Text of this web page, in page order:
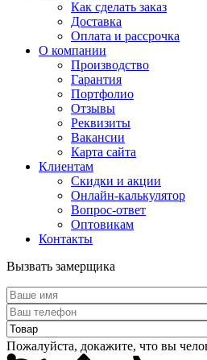
Как сделать заказ
Доставка
Оплата и рассрочка
О компании
Производство
Гарантия
Портфолио
Отзывы
Реквизиты
Вакансии
Карта сайта
Клиентам
Скидки и акции
Онлайн-калькулятор
Вопрос-ответ
Оптовикам
Контакты
Вызвать замерщика
Пожалуйста, докажите, что вы